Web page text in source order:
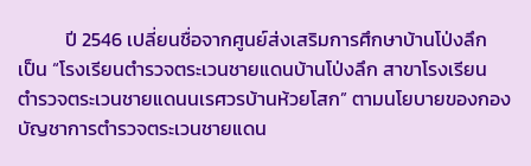
ปี 2546 เปลี่ยนชื่อจากศูนย์ส่งเสริมการศึกษาบ้านโป่งลึก
เป็น “โรงเรียนตำรวจตระเวนชายแดนบ้านโป่งลึก สาขาโรงเรียน
ตำรวจตระเวนชายแดนนเรศวรบ้านห้วยโสก” ตามนโยบายของกอง
บัญชาการตำรวจตระเวนชายแดน